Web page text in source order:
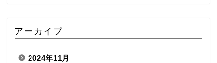
アーカイブ
2024年11月